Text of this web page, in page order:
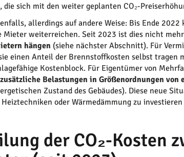
sich mit den weiter geplanten CO₂-
allerdings auf andere Weise: Bis Ende
Mieter weiterreichen. Seit 2023 ist dies nicht
hängen (siehe nächster Abschnitt). Für
einen Anteil der Brennstoffkosten selbst tragen
Kostenblock. Für Eigentümer von
zusätzliche Belastungen in Größenordnungen von
Zustand des Gebäudes). Diese neue
oder Wärmedämmung zu investieren
der CO₂-Kosten